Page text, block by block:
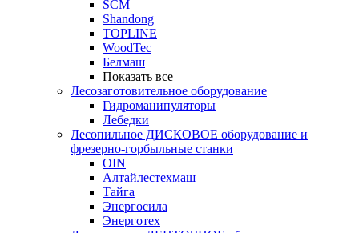
SCM
Shandong
TOPLINE
WoodTec
Белмаш
Показать все
Лесозаготовительное оборудование
Гидроманипуляторы
Лебедки
Лесопильное ДИСКОВОЕ оборудование и
фрезерно-горбыльные станки
OIN
Алтайлестехмаш
Тайга
Энергосила
Энерготех